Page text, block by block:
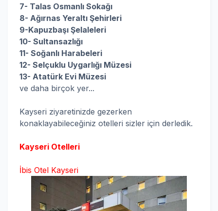
7- Talas Osmanlı Sokağı
8- Ağırnas Yeraltı Şehirleri
9-Kapuzbaşı Şelaleleri
10- Sultansazlığı
11- Soğanlı Harabeleri
12- Selçuklu Uygarlığı Müzesi
13- Atatürk Evi Müzesi
ve daha birçok yer...
Kayseri ziyaretinizde gezerken
konaklayabileceğiniz otelleri sizler için derledik.
Kayseri Otelleri
İbis Otel Kayseri